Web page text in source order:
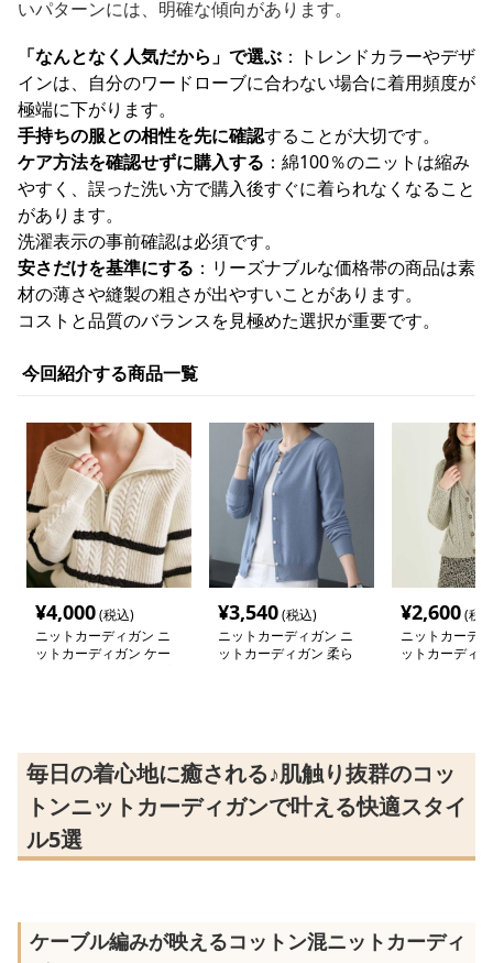
いパターンには、明確な傾向があります。
「なんとなく人気だから」で選ぶ ：トレンドカラーやデザ
インは、自分のワードローブに合わない場合に着用頻度が
極端に下がります。
手持ちの服との相性を先に確認することが大切です。
ケア方法を確認せずに購入する ：綿100％のニットは縮み
やすく、誤った洗い方で購入後すぐに着られなくなること
があります。
洗濯表示の事前確認は必須です。
安さだけを基準にする ：リーズナブルな価格帯の商品は素
材の薄さや縫製の粗さが出やすいことがあります。
コストと品質のバランスを見極めた選択が重要です。
今回紹介する商品一覧
¥4,000(税込)
ニットカーディガン ニ
ットカーディガン ケー
¥3,540(税込)
ニットカーディガン ニ
ットカーディガン 柔ら
¥2,600(税
ニットカーデ
ットカーディ
毎日の着心地に癒される♪肌触り抜群のコッ
トンニットカーディガンで叶える快適スタイ
ル5選
ケーブル編みが映えるコットン混ニットカーディ